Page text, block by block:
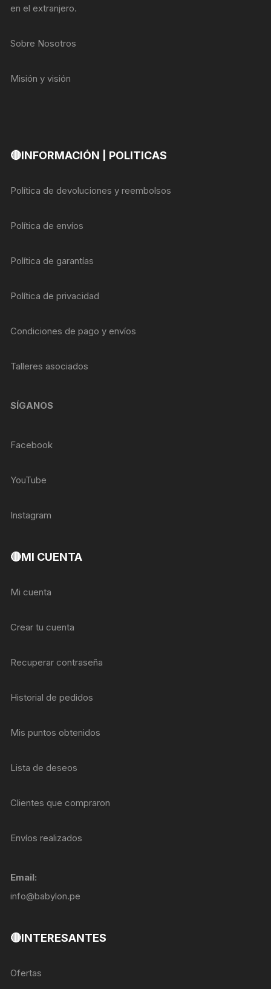
en el extranjero.
Sobre Nosotros
Misión y visión
🔴INFORMACIÓN | POLITICAS
Política de devoluciones y reembolsos
Política de envíos
Política de garantías
Política de privacidad
Condiciones de pago y envíos
Talleres asociados
SÍGANOS
Facebook
YouTube
Instagram
🔴MI CUENTA
Mi cuenta
Crear tu cuenta
Recuperar contraseña
Historial de pedidos
Mis puntos obtenidos
Lista de deseos
Clientes que compraron
Envíos realizados
Email:
info@babylon.pe
🔴INTERESANTES
Ofertas